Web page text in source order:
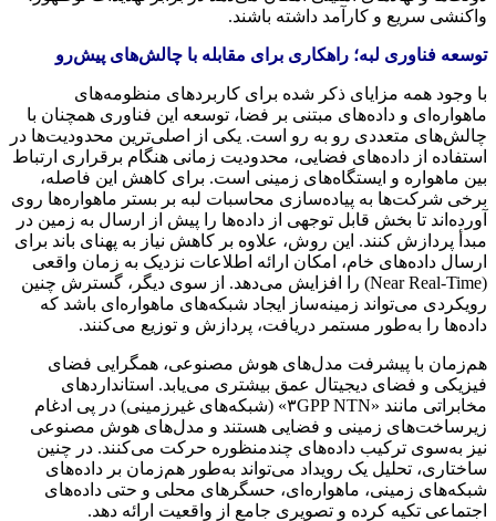
واکنشی سریع و کارآمد داشته باشند.
توسعه فناوری لبه؛ راهکاری برای مقابله با چالش‌های پیش‌رو
با وجود همه مزایای ذکر شده برای کاربردهای منظومه‌های
ماهواره‌ای و داده‌های مبتنی بر فضا، توسعه این فناوری همچنان با
چالش‌های متعددی رو به رو است. یکی از اصلی‌ترین محدودیت‌ها در
استفاده از داده‌های فضایی، محدودیت زمانی هنگام برقراری ارتباط
بین ماهواره و ایستگاه‌های زمینی است. برای کاهش این فاصله،
برخی شرکت‌ها به پیاده‌سازی محاسبات لبه بر بستر ماهواره‌ها روی
آورده‌اند تا بخش قابل توجهی از داده‌ها را پیش از ارسال به زمین در
مبدأ پردازش کنند. این روش، علاوه بر کاهش نیاز به پهنای باند برای
ارسال داده‌های خام، امکان ارائه اطلاعات نزدیک به زمان واقعی
(Near Real-Time) را افزایش می‌دهد. از سوی دیگر، گسترش چنین
رویکردی می‌تواند زمینه‌ساز ایجاد شبکه‌های ماهواره‌ای باشد که
داده‌ها را به‌طور مستمر دریافت، پردازش و توزیع می‌کنند.
هم‌زمان با پیشرفت مدل‌های هوش مصنوعی، همگرایی فضای
فیزیکی و فضای دیجیتال عمق بیشتری می‌یابد. استانداردهای
مخابراتی مانند «۳GPP NTN» (شبکه‌های غیرزمینی) در پی ادغام
زیرساخت‌های زمینی و فضایی هستند و مدل‌های هوش مصنوعی
نیز به‌سوی ترکیب داده‌های چندمنظوره حرکت می‌کنند. در چنین
ساختاری، تحلیل یک رویداد می‌تواند به‌طور هم‌زمان بر داده‌های
شبکه‌های زمینی، ماهواره‌ای، حسگرهای محلی و حتی داده‌های
اجتماعی تکیه کرده و تصویری جامع از واقعیت ارائه دهد.